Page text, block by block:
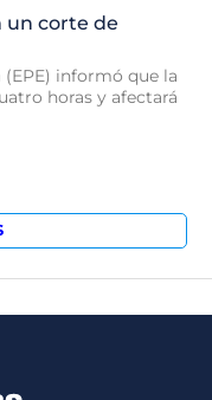
un corte de
informó que la
horas y afectará